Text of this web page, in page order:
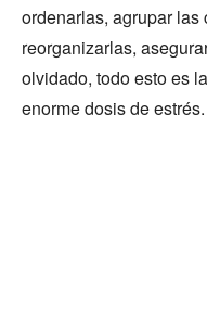
ordenarlas, agrupar las
reorganizarlas,
olvidado, todo esto es
enorme dosis de estrés.